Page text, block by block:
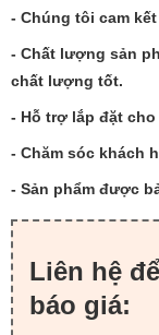
- Chúng tôi cam kết
- Chất lượng sản
chất lượng tốt.
- Hỗ trợ lắp đặt
- Chăm sóc khách
- Sản phẩm được
Liên hệ
báo giá: